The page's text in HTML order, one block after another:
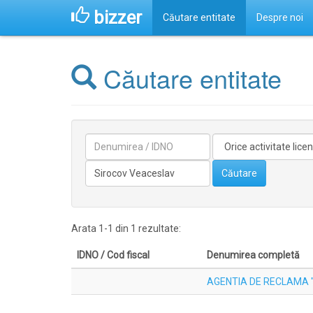
bizzer Căutare entitate Despre noi
Căutare entitate
licentiata
Căutare
Arata 1-1 din 1 rezultate:
IDNO / Cod fiscal Denumirea completă
AGENTIA DE RECLAMA